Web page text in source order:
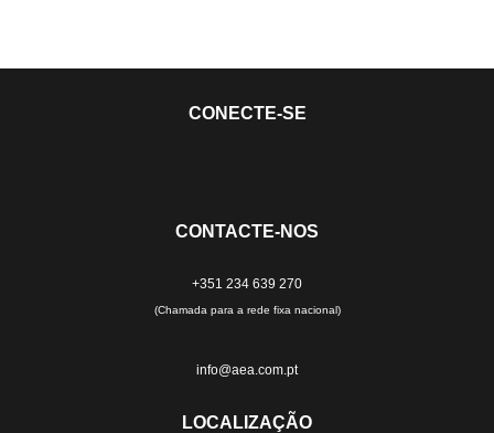
CONECTE-SE
CONTACTE-NOS
+351 234 639 270
(Chamada para a rede fixa nacional)
info@aea.com.pt
LOCALIZAÇÃO